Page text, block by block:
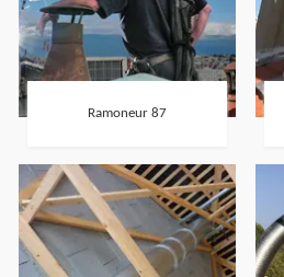
Ramoneur 87